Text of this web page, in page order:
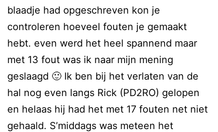
blaadje had opgeschreven kon je
controleren hoeveel fouten je gemaakt
hebt. even werd het heel spannend maar
met 13 fout was ik naar mijn mening
geslaagd 🙂 Ik ben bij het verlaten van de
hal nog even langs Rick (PD2RO) gelopen
en helaas hij had het met 17 fouten net niet
gehaald. S’middags was meteen het